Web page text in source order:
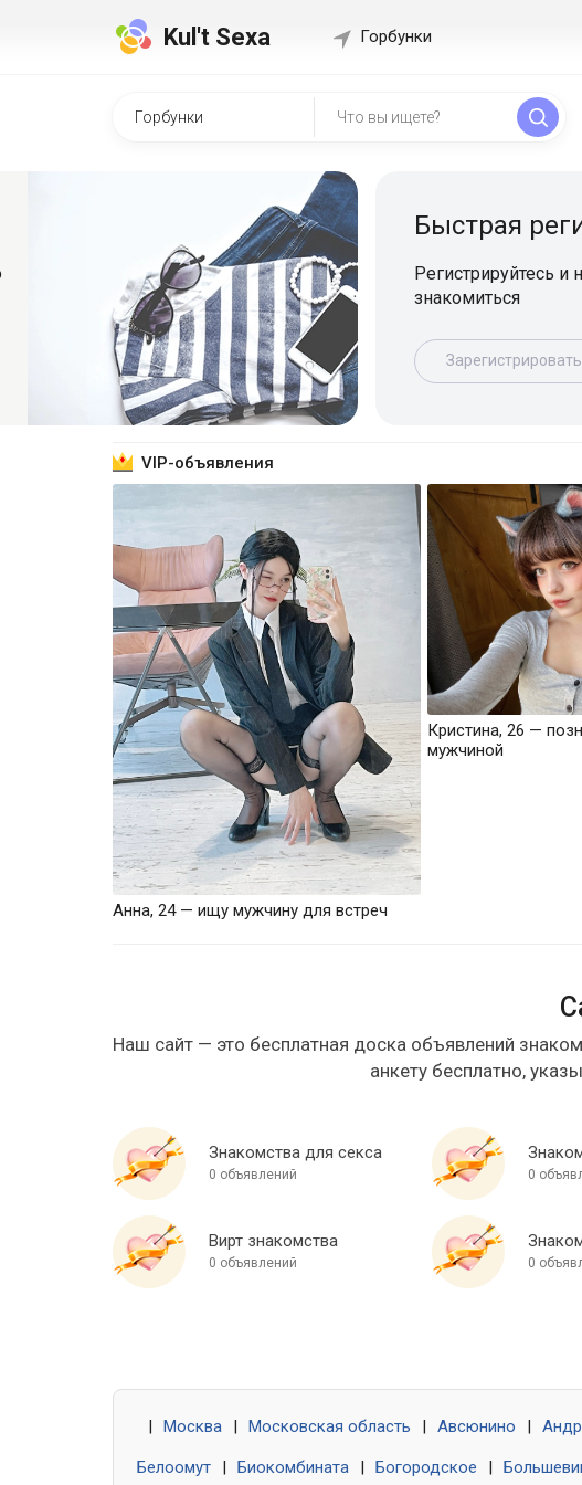
Kul't Sexa Горбунки
Быстрая
Регистрируйтесь и
знакомиться
VIP-объявления
Анна, 24 — ищу мужчину для встреч
Кристина, 26 —
мужчиной
Наш сайт — это бесплатная доска объявлений
анкету бесплатно,
Знакомства для секса
0 объявлений 0
Вирт знакомства
0 объявлений 0
Москва Московская область Авсюнино
Белоомут Биокомбината Богородское